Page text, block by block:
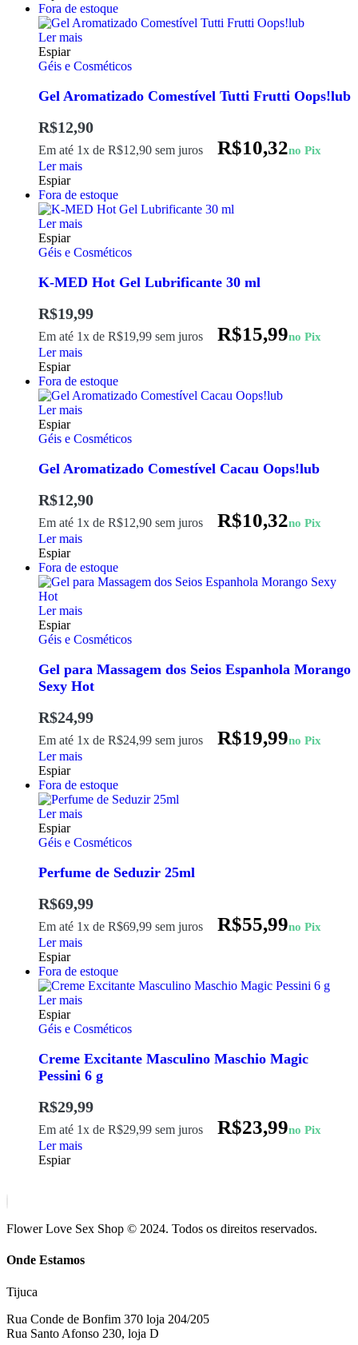
Fora de estoque
Ler mais
Espiar
Géis e Cosméticos
Gel Aromatizado Comestível Tutti Frutti Oops!lub
R$12,90
Em até 1x de R$12,90 sem juros R$10,32no Pix
Ler mais
Espiar
Fora de estoque
Ler mais
Espiar
Géis e Cosméticos
K-MED Hot Gel Lubrificante 30 ml
R$19,99
Em até 1x de R$19,99 sem juros R$15,99no Pix
Ler mais
Espiar
Fora de estoque
Ler mais
Espiar
Géis e Cosméticos
Gel Aromatizado Comestível Cacau Oops!lub
R$12,90
Em até 1x de R$12,90 sem juros R$10,32no Pix
Ler mais
Espiar
Fora de estoque
Ler mais
Espiar
Géis e Cosméticos
Gel para Massagem dos Seios Espanhola Morango
Sexy Hot
R$24,99
Em até 1x de R$24,99 sem juros R$19,99no Pix
Ler mais
Espiar
Fora de estoque
Ler mais
Espiar
Géis e Cosméticos
Perfume de Seduzir 25ml
R$69,99
Em até 1x de R$69,99 sem juros R$55,99no Pix
Ler mais
Espiar
Fora de estoque
Ler mais
Espiar
Géis e Cosméticos
Creme Excitante Masculino Maschio Magic
Pessini 6 g
R$29,99
Em até 1x de R$29,99 sem juros R$23,99no Pix
Ler mais
Espiar
Flower Love Sex Shop © 2024. Todos os direitos reservados.
Onde Estamos
Tijuca
Rua Conde de Bonfim 370 loja 204/205
Rua Santo Afonso 230, loja D